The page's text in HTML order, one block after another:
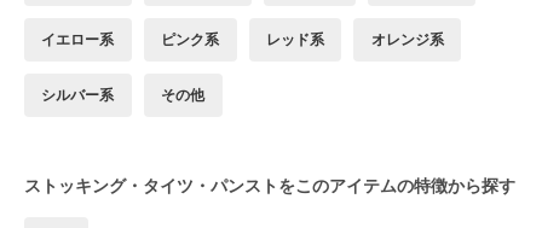
イエロー系 ピンク系 レッド系 オレンジ系
シルバー系 その他
ストッキング・タイツ・パンストをこのアイテムの特徴から探す